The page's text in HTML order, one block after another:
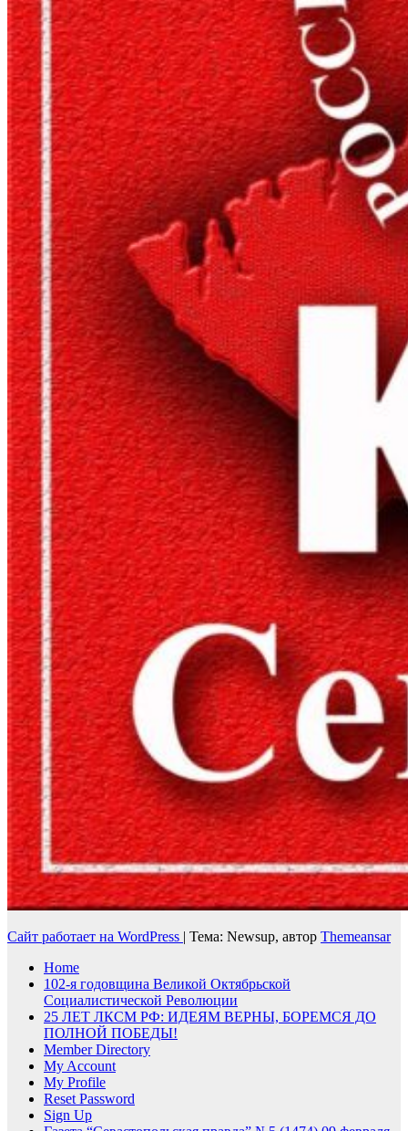
Сайт работает на WordPress | Тема: Newsup, автор Themeansar
Home
102-я годовщина Великой Октябрьской
Социалистической Революции
25 ЛЕТ ЛКСМ РФ: ИДЕЯМ ВЕРНЫ, БОРЕМСЯ ДО
ПОЛНОЙ ПОБЕДЫ!
Member Directory
My Account
My Profile
Reset Password
Sign Up